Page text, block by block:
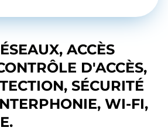
ACCÈS
D'ACCÈS,
SÉCURITÉ
WI-FI,